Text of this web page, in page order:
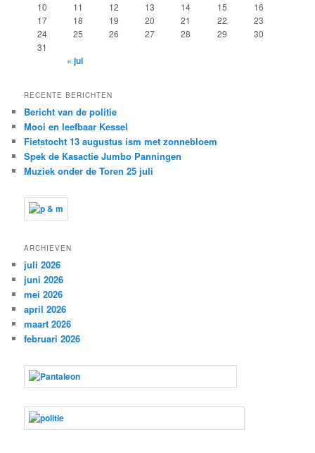
10
11 12 13 14 15
16
17
18 19 20 21 22
23
24
25 26 27 28 29
30
31
« jul
RECENTE BERICHTEN
Bericht van de politie
Mooi en leefbaar Kessel
Fietstocht 13 augustus ism met zonnebloem
Spek de Kasactie Jumbo Panningen
Muziek onder de Toren 25 juli
ARCHIEVEN
juli 2026
juni 2026
mei 2026
april 2026
maart 2026
februari 2026